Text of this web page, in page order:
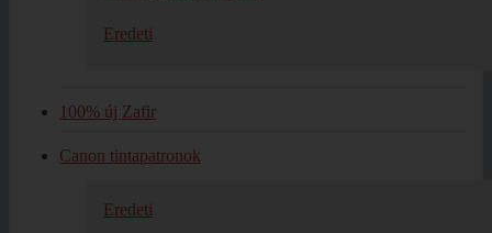
Eredeti
100% új Zafir
Canon tintapatronok
Eredeti